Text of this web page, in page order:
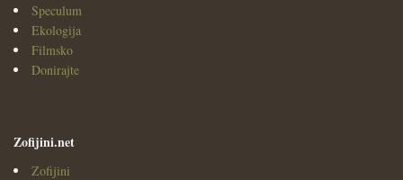
Speculum
Ekologija
Filmsko
Donirajte
Zofijini.net
Zofijini